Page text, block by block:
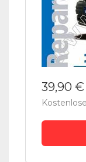
39,90 €